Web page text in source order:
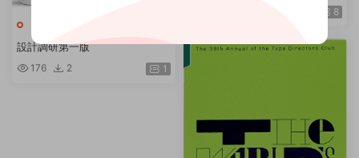
設計調研第一版
176 2 1
の15人，讀專訪＋看作品＋去旅
行，看懂日式美學的漫遊課 / Se
8